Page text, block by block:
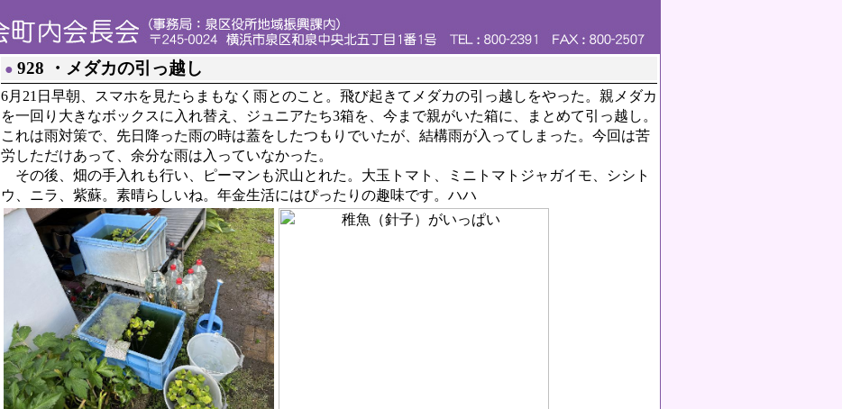
● 928 ・メダカの引っ越し
6月21日早朝、スマホを見たらまもなく雨とのこと。飛び起きてメダカの引っ越しをやった。親メダカ
を一回り大きなボックスに入れ替え、ジュニアたち3箱を、今まで親がいた箱に、まとめて引っ越し。
これは雨対策で、先日降った雨の時は蓋をしたつもりでいたが、結構雨が入ってしまった。今回は苦
労しただけあって、余分な雨は入っていなかった。
その後、畑の手入れも行い、ピーマンも沢山とれた。大玉トマト、ミニトマトジャガイモ、シシト
ウ、ニラ、紫蘇。素晴らしいね。年金生活にはぴったりの趣味です。ハハ